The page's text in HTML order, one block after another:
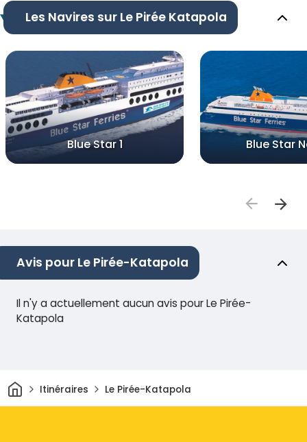
Les Navires sur Le Pirée Katapola
Blue Star 1 Blue Star
Avis pour Le Pirée-Katapola
Il n'y a actuellement aucun avis pour Le Pirée-
Katapola
Maison
Itinéraires Le Pirée-Katapola